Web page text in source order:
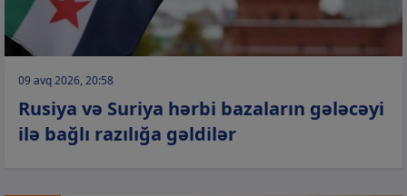
09 avq 2026, 20:58
Rusiya və Suriya hərbi bazaların gələcəyi
ilə bağlı razılığa gəldilər